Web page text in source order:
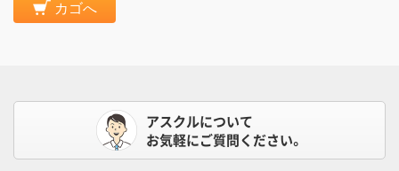
カゴへ
アスクルについて
お気軽にご質問ください。